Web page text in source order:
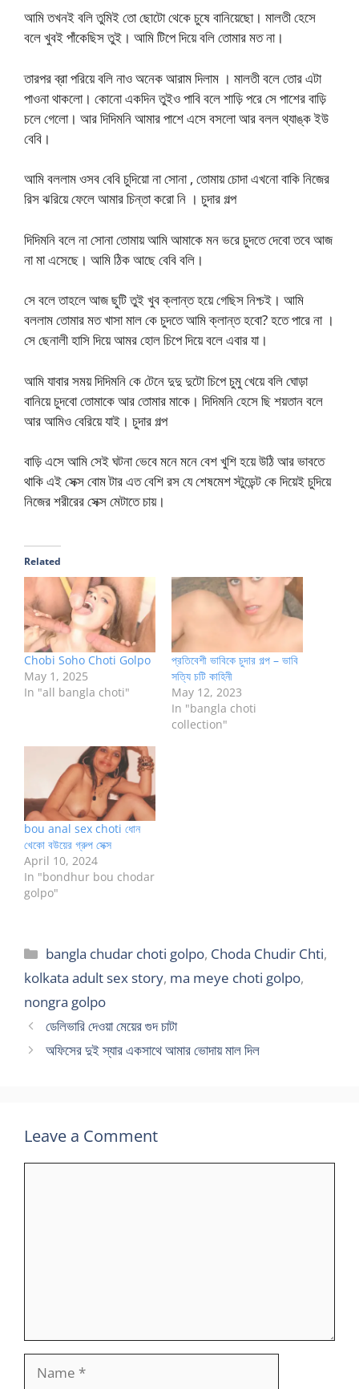
আমি তখনই বলি তুমিই তো ছোটো থেকে চুষে বানিয়েছো। মালতী হেসে
বলে খুবই পাঁকেছিস তুই। আমি টিপে দিয়ে বলি তোমার মত না।
তারপর ব্রা পরিয়ে বলি নাও অনেক আরাম দিলাম । মালতী বলে তোর এটা
পাওনা থাকলো। কোনো একদিন তুইও পাবি বলে শাড়ি পরে সে পাশের বাড়ি
চলে গেলো। আর দিদিমনি আমার পাশে এসে বসলো আর বলল থ্যাঙ্ক ইউ
বেবি।
আমি বললাম ওসব বেবি চুদিয়ো না সোনা , তোমায় চোদা এখনো বাকি নিজের
রিস ঝরিয়ে ফেলে আমার চিন্তা করো নি । চুদার গল্প
দিদিমনি বলে না সোনা তোমায় আমি আমাকে মন ভরে চুদতে দেবো তবে আজ
না মা এসেছে। আমি ঠিক আছে বেবি বলি।
সে বলে তাহলে আজ ছুটি তুই খুব ক্লান্ত হয়ে গেছিস নিশ্চই। আমি
বললাম তোমার মত খাসা মাল কে চুদতে আমি ক্লান্ত হবো? হতে পারে না ।
সে ছেনালী হাসি দিয়ে আমর হোল চিপে দিয়ে বলে এবার যা।
আমি যাবার সময় দিদিমনি কে টেনে দুদু দুটো চিপে চুমু খেয়ে বলি ঘোড়া
বানিয়ে চুদবো তোমাকে আর তোমার মাকে। দিদিমনি হেসে ছি শয়তান বলে
আর আমিও বেরিয়ে যাই। চুদার গল্প
বাড়ি এসে আমি সেই ঘটনা ভেবে মনে মনে বেশ খুশি হয়ে উঠি আর ভাবতে
থাকি এই সেক্স বোম টার এত বেশি রস যে শেষমেশ স্টুডেন্ট কে দিয়েই চুদিয়ে
নিজের শরীরের সেক্স মেটাতে চায়।
Related
Chobi Soho Choti Golpo
May 1, 2025
In "all bangla choti"
প্রতিবেশী ভাবিকে চুদার গল্প – ভাবি
সত্যি চটি কাহিনী
May 12, 2023
In "bangla choti
collection"
bou anal sex choti ধোন
খেকো বউয়ের গ্রুপ সেক্স
April 10, 2024
In "bondhur bou chodar
golpo"
Categories
bangla chudar choti golpo, Choda Chudir Chti,
kolkata adult sex story, ma meye choti golpo,
nongra golpo
ডেলিভারি দেওয়া মেয়ের গুদ চাটা
অফিসের দুই স্যার একসাথে আমার ভোদায় মাল দিল
Leave a Comment